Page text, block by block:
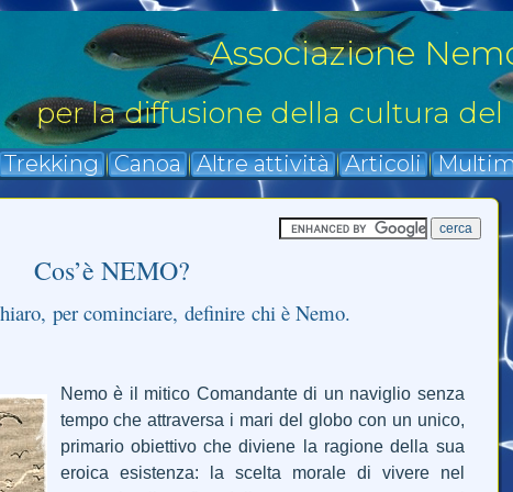
Associazione
per la diffusione della cultura del
Trekking Canoa Altre attività Articoli
Cos’è NEMO?
per cominciare, definire chi è Nemo.
Nemo è il mitico Comandante di un naviglio senza
tempo che attraversa i mari del globo con un unico,
primario obiettivo che diviene la ragione della sua
eroica esistenza: la scelta morale di vivere nel
all'ampliamento
della Conoscenza
Ecologica Locale.